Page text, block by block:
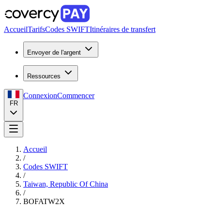
AccueilTarifsCodes SWIFTItinéraires de transfert
Envoyer de l'argent
Ressources
FR
ConnexionCommencer
Accueil
/
Codes SWIFT
/
Taiwan, Republic Of China
/
BOFATW2X